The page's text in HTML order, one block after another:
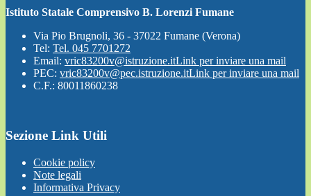
Istituto Statale Comprensivo B. Lorenzi Fumane
Via Pio Brugnoli, 36 - 37022 Fumane (Verona)
Tel: Tel. 045 7701272
Email: vric83200v@istruzione.itLink per inviare una mail
PEC: vric83200v@pec.istruzione.itLink per inviare una mail
C.F.: 80011860238
Sezione Link Utili
Cookie policy
Note legali
Informativa Privacy